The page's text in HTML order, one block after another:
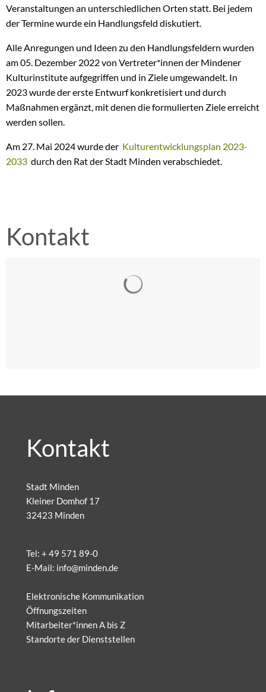
Veranstaltungen an unterschiedlichen Orten statt. Bei jedem
der Termine wurde ein Handlungsfeld diskutiert.
Alle Anregungen und Ideen zu den Handlungsfeldern wurden
am 05. Dezember 2022 von Vertreter*innen der Mindener
Kulturinstitute aufgegriffen und in Ziele umgewandelt. In
2023 wurde der erste Entwurf konkretisiert und durch
Maßnahmen ergänzt, mit denen die formulierten Ziele erreicht
werden sollen.
Am 27. Mai 2024 wurde der Kulturentwicklungsplan 2023-
2033 durch den Rat der Stadt Minden verabschiedet.
Kontakt
Kontakt
Stadt Minden
Kleiner Domhof 17
32423 Minden
Tel: + 49 571 89-0
E-Mail: info@minden.de
Elektronische Kommunikation
Öffnungszeiten
Mitarbeiter*innen A bis Z
Standorte der Dienststellen